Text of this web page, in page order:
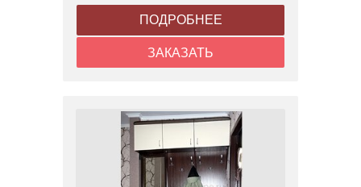
ПОДРОБНЕЕ
ЗАКАЗАТЬ